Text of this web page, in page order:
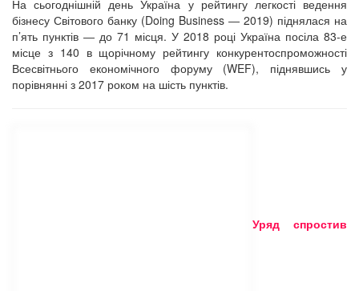
На сьогоднішній день Україна у рейтингу легкості ведення
бізнесу Світового банку (Doing Business ― 2019) піднялася на
п’ять пунктів ― до 71 місця. У 2018 році Україна посіла 83-е
місце з 140 в щорічному рейтингу конкурентоспроможності
Всесвітнього економічного форуму (WEF), піднявшись у
порівнянні з 2017 роком на шість пунктів.
Уряд спростив